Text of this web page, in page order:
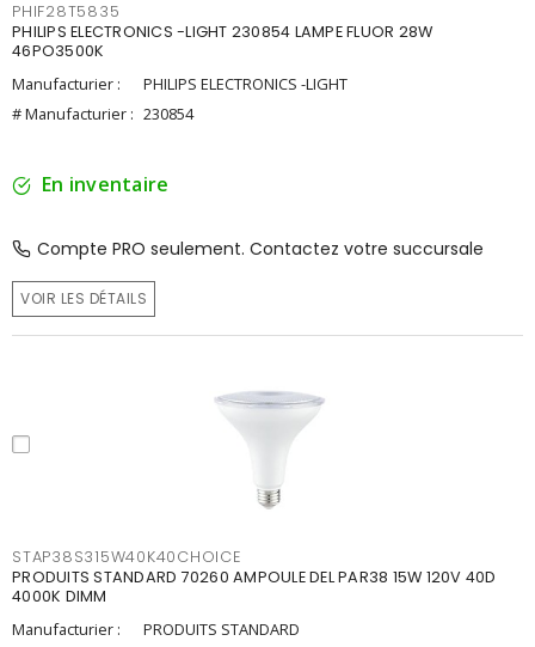
PHIF28T5835
PHILIPS ELECTRONICS -LIGHT 230854 LAMPE FLUOR 28W
46PO3500K
Manufacturier :
PHILIPS ELECTRONICS -LIGHT
# Manufacturier : 230854
En inventaire
Compte PRO seulement. Contactez votre succursale
VOIR LES DÉTAILS
STAP38S315W40K40CHOICE
PRODUITS STANDARD 70260 AMPOULE DEL PAR38 15W 120V 40D
4000K DIMM
Manufacturier :
PRODUITS STANDARD